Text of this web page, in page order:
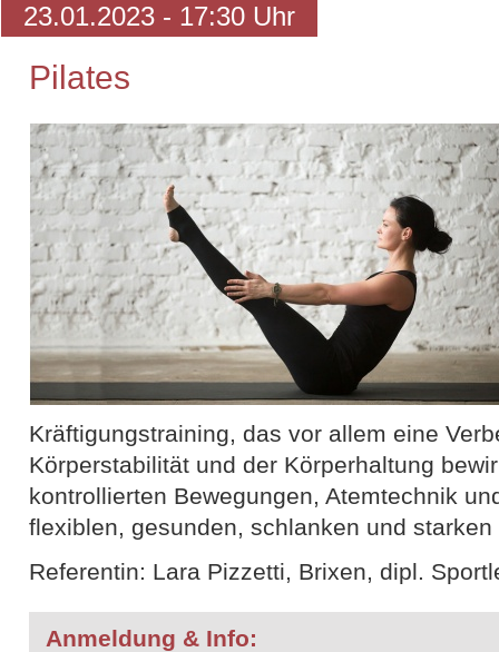
23.01.2023 - 17:30 Uhr
Pilates
Kräftigungstraining, das vor allem eine
Körperstabilität und der Körperhaltung
kontrollierten Bewegungen, Atemtechnik
flexiblen, gesunden, schlanken und
Referentin: Lara Pizzetti, Brixen, dipl.
Anmeldung & Info: